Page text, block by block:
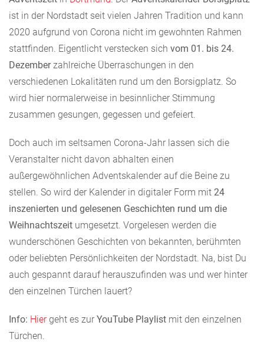
ist in der Nordstadt seit vielen Jahren Tradition und kann
2020 aufgrund von Corona nicht im gewohnten Rahmen
stattfinden. Eigentlicht verstecken sich vom 01. bis 24.
Dezemberzahlreiche Überraschungen in den
verschiedenen Lokalitäten rund um den Borsigplatz. So
wird hier normalerweise in besinnlicher Stimmung
zusammen gesungen, gegessen und gefeiert.
Doch auch im seltsamen Corona-Jahr lassen sich die
Veranstalter nicht davon abhalten einen
außergewöhnlichen Adventskalender auf die Beine zu
stellen. So wird der Kalender in digitaler Form mit 24
inszenierten und gelesenen Geschichten rund um die
Weihnachtszeit umgesetzt. Vorgelesen werden die
wunderschönen Geschichten von bekannten, berühmten
oder beliebten Persönlichkeiten der Nordstadt. Na, bist Du
auch gespannt darauf herauszufinden was und wer hinter
den einzelnen Türchen lauert?
Info: Hiergeht es zur YouTube Playlist mit den einzelnen
Türchen.